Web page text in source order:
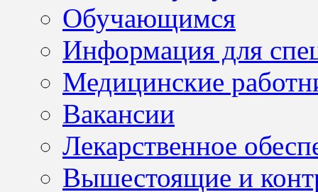
Обучающимся
Информация для
Медицинские
Вакансии
Лекарственное
Вышестоящие и